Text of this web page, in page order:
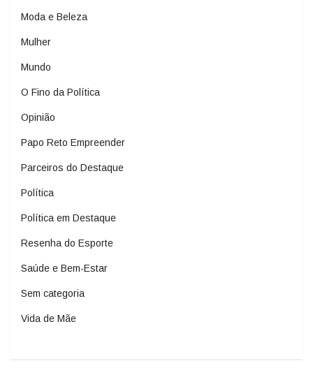
Moda e Beleza
Mulher
Mundo
O Fino da Política
Opinião
Papo Reto Empreender
Parceiros do Destaque
Política
Política em Destaque
Resenha do Esporte
Saúde e Bem-Estar
Sem categoria
Vida de Mãe